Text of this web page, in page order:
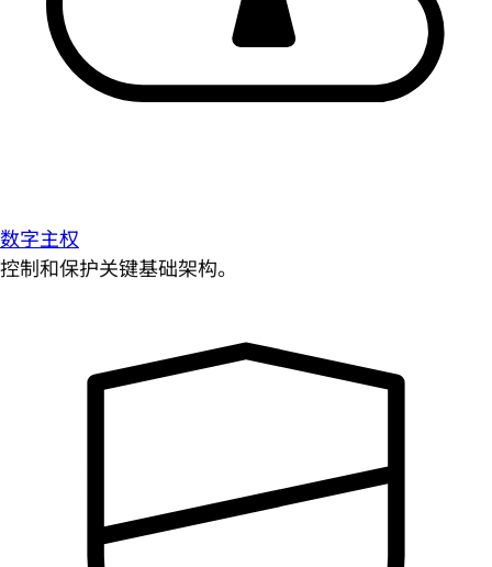
数字主权
控制和保护关键基础架构。